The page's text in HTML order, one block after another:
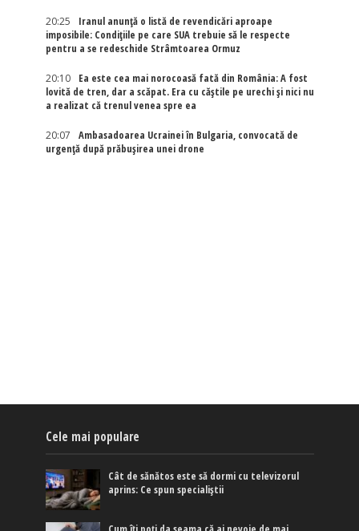
20:25
Iranul anunță o listă de revendicări aproape
imposibile: Condițiile pe care SUA trebuie să le respecte
pentru a se redeschide Strâmtoarea Ormuz
20:10
Ea este cea mai norocoasă fată din România: A fost
lovită de tren, dar a scăpat. Era cu căștile pe urechi și nici nu
a realizat că trenul venea spre ea
20:07
Ambasadoarea Ucrainei în Bulgaria, convocată de
urgență după prăbușirea unei drone
Cele mai populare
Cât de sănătos este să dormi cu televizorul
aprins: Ce spun specialiștii